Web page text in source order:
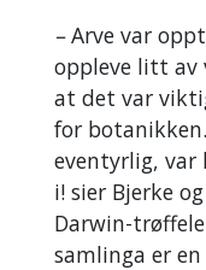
–Arve var
oppleve litt av
at det var
for
eventyrlig, var
i! sier Bjerke
Darwin-
samlinga er